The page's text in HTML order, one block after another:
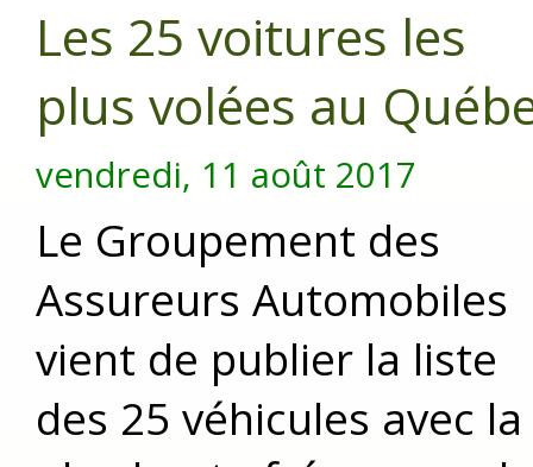
Les 25 voitures les
plus volées au
vendredi, 11 août 2017
Le Groupement des
Assureurs Automobiles
vient de publier la liste
des 25 véhicules avec la